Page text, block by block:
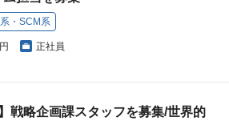
・SCM系
正社員
戦略企画課スタッフを募集/世界的